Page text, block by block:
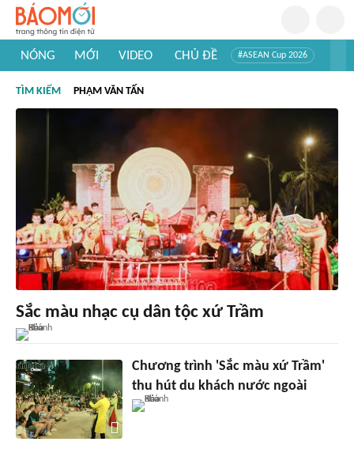
NÓNG MỚI VIDEO CHỦ ĐỀ #ASEAN Cup 2026
#Khám phá Việt Nam
#Khám phá thế giới
TÌM KIẾM PHẠM VĂN TẤN
Sắc màu nhạc cụ dân tộc xứ Trầm
Chương trình 'Sắc màu xứ Trầm'
thu hút du khách nước ngoài